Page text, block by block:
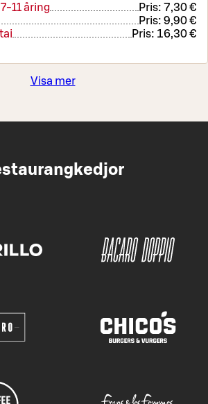
11 åring
Pris: 7,30 €
Pris: 9,90 €
Pris: 16,30 €
Visa mer